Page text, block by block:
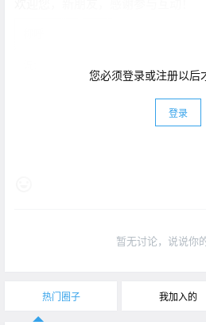
您必须登录或注册以后
登录
暂无讨论，说说你
热门圈子 我加入的